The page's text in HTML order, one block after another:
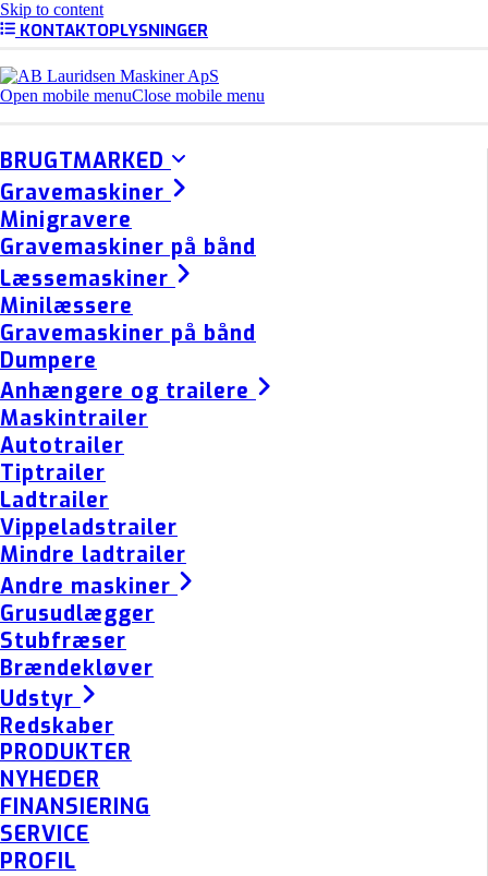
Skip to content
KONTAKTOPLYSNINGER
Open mobile menuClose mobile menu
BRUGTMARKED
Gravemaskiner
Minigravere
Gravemaskiner på bånd
Læssemaskiner
Minilæssere
Gravemaskiner på bånd
Dumpere
Anhængere og trailere
Maskintrailer
Autotrailer
Tiptrailer
Ladtrailer
Vippeladstrailer
Mindre ladtrailer
Andre maskiner
Grusudlægger
Stubfræser
Brændekløver
Udstyr
Redskaber
PRODUKTER
NYHEDER
FINANSIERING
SERVICE
PROFIL